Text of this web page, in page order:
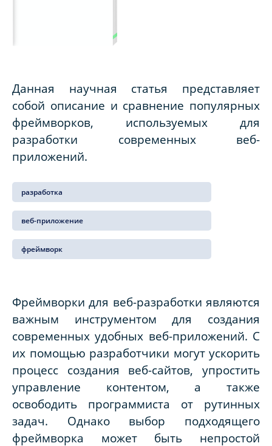
Данная научная статья представляет
собой описание и сравнение популярных
фреймворков, используемых для
разработки современных веб-
приложений.
разработка
веб-приложение
фреймворк
Фреймворки для веб-разработки являются
важным инструментом для создания
современных удобных веб-приложений. С
их помощью разработчики могут ускорить
процесс создания веб-сайтов, упростить
управление контентом, а также
освободить программиста от рутинных
задач. Однако выбор подходящего
фреймворка может быть непростой